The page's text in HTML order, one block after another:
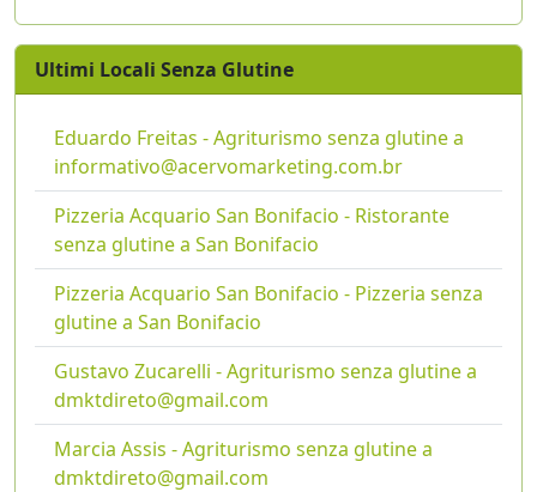
Ultimi Locali Senza Glutine
Eduardo Freitas - Agriturismo senza glutine a
informativo@acervomarketing.com.br
Pizzeria Acquario San Bonifacio - Ristorante
senza glutine a San Bonifacio
Pizzeria Acquario San Bonifacio - Pizzeria senza
glutine a San Bonifacio
Gustavo Zucarelli - Agriturismo senza glutine a
dmktdireto@gmail.com
Marcia Assis - Agriturismo senza glutine a
dmktdireto@gmail.com